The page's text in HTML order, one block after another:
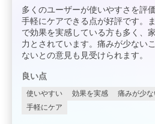
多くのユーザーが使いやすさを評
手軽にケアできる点が好評です。
で効果を実感している方も多く、
力とされています。痛みが少ない
ないとの意見も見受けられます。
良い点
使いやすい 効果を実感 痛みが少
手軽にケア